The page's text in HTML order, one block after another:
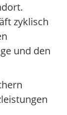
zyklisch
und den